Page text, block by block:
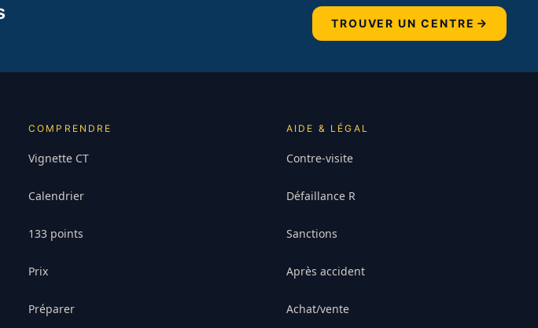
TROUVER UN CENTRE
COMPRENDRE
Vignette CT
Calendrier
133 points
Prix
Préparer
AIDE & LÉGAL
Contre-visite
Défaillance R
Sanctions
Après accident
Achat/vente